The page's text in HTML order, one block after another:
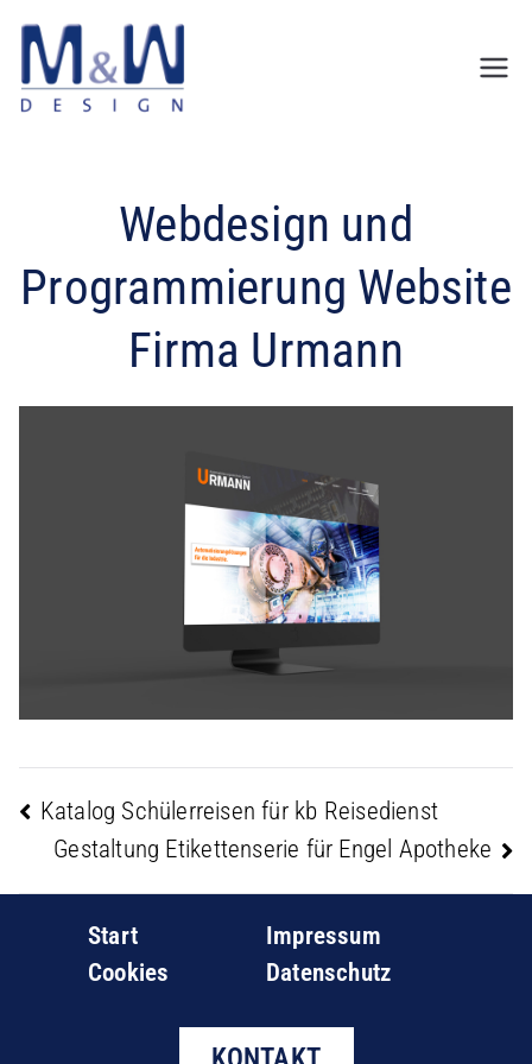
Zum
Inhalt
springen
Webdesign und
Programmierung Website
Firma Urmann
Beitragsnavigation
Katalog Schülerreisen für kb Reisedienst
Gestaltung Etikettenserie für Engel Apotheke
Start
Cookies
Impressum
Datenschutz
KONTAKT